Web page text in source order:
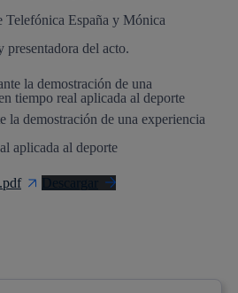
Telefónica España y Mónica
presentadora del acto.
la demostración de una experiencia
aplicada al deporte
Descargar